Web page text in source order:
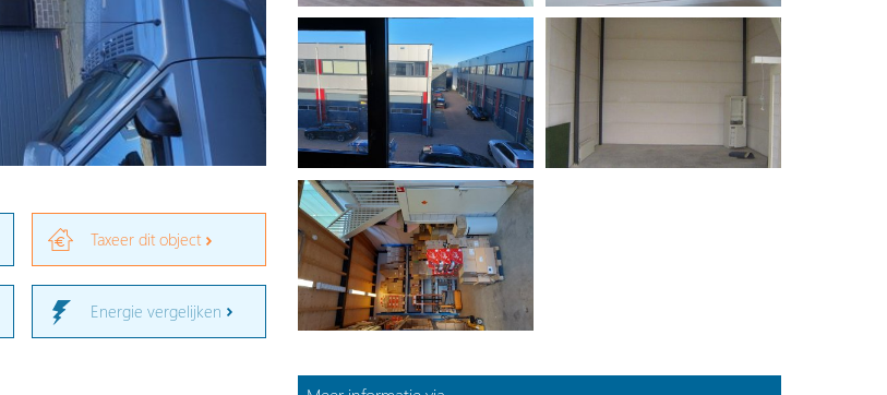
Taxeer dit object
Energie vergelijken